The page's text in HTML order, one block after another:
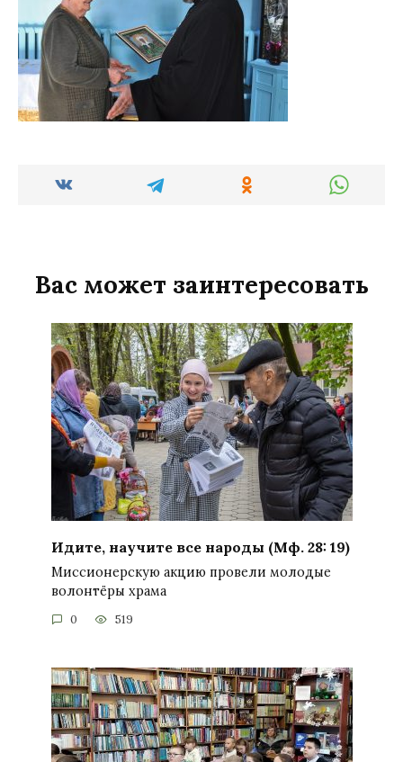
Вас может заинтересовать
Идите, научите все народы (Мф. 28: 19)
Миссионерскую акцию провели молодые
волонтёры храма
0 519